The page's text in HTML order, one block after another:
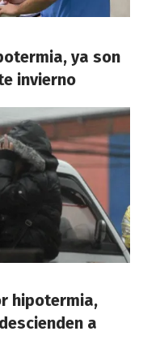
ya son
invierno
hipotermia,
a